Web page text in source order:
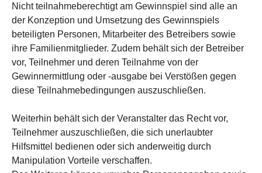
Nicht teilnahmeberechtigt am Gewinnspiel sind alle an
der Konzeption und Umsetzung des Gewinnspiels
beteiligten Personen, Mitarbeiter des Betreibers sowie
ihre Familienmitglieder. Zudem behält sich der Betreiber
vor, Teilnehmer und deren Teilnahme von der
Gewinnermittlung oder -ausgabe bei Verstößen gegen
diese Teilnahmebedingungen auszuschließen.
Weiterhin behält sich der Veranstalter das Recht vor,
Teilnehmer auszuschließen, die sich unerlaubter
Hilfsmittel bedienen oder sich anderweitig durch
Manipulation Vorteile verschaffen.